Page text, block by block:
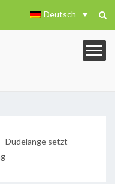
Deutsch
Dudelange setzt